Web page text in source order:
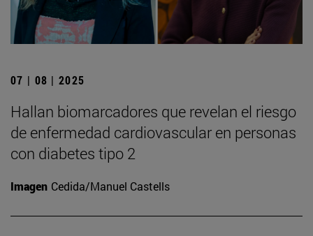
07 | 08 | 2025
Hallan biomarcadores que revelan el riesgo
de enfermedad cardiovascular en personas
con diabetes tipo 2
Imagen Cedida/Manuel Castells